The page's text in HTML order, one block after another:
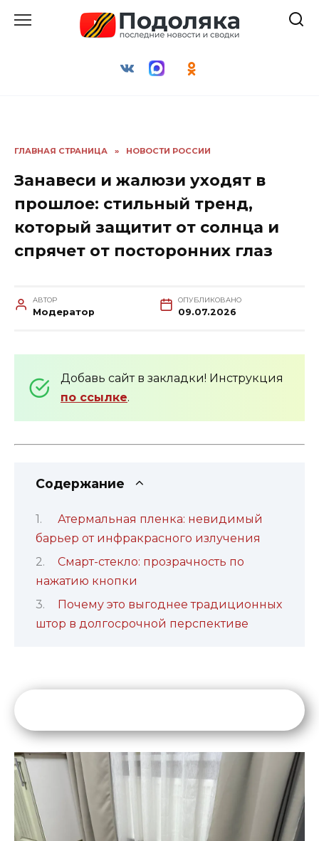
ГЛАВНАЯ СТРАНИЦА » НОВОСТИ РОССИИ
Занавеси и жалюзи уходят в
прошлое: стильный тренд,
который защитит от солнца и
спрячет от посторонних глаз
АВТОР
Модератор
ОПУБЛИКОВАНО
09.07.2026
Добавь сайт в закладки! Инструкция
по ссылке.
Содержание
Атермальная пленка: невидимый
барьер от инфракрасного излучения
Смарт-стекло: прозрачность по
нажатию кнопки
Почему это выгоднее традиционных
штор в долгосрочной перспективе